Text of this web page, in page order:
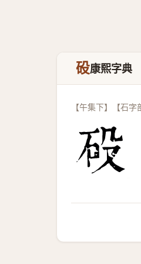
砓康熙字典
【午集下】【石